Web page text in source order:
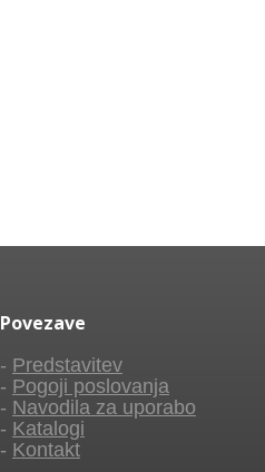
Povezave
- Predstavitev
- Pogoji poslovanja
- Navodila za uporabo
- Katalogi
- Kontakt